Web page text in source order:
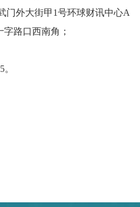
门外大街甲 1号环球财讯中心A
路口西南角；
。